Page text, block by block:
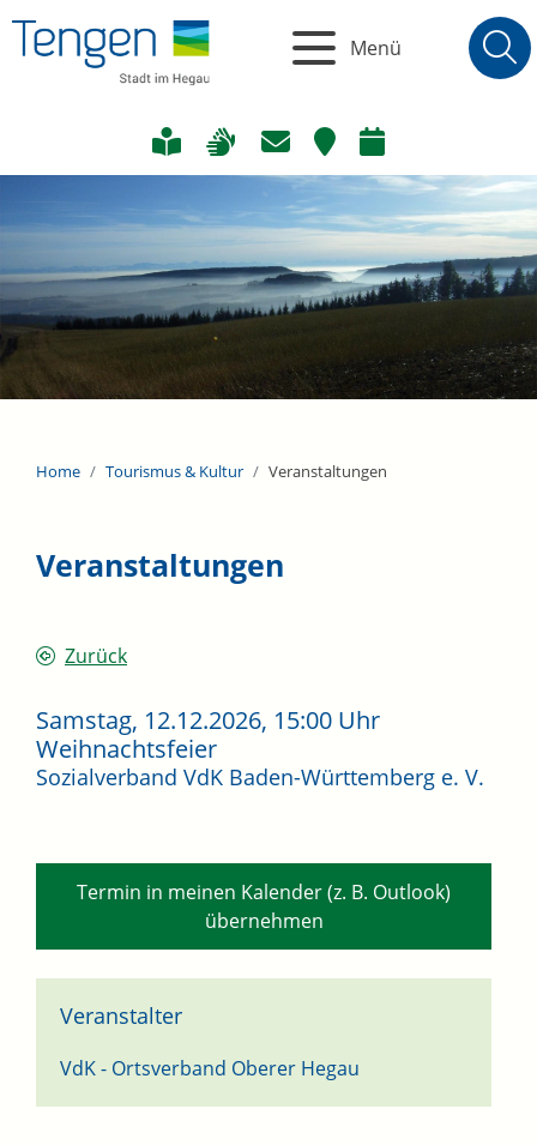
Menü
Home Tourismus & Kultur Veranstaltungen
Veranstaltungen
Zurück
Samstag, 12.12.2026, 15:00 Uhr
Weihnachtsfeier
Sozialverband VdK Baden-Württemberg e. V.
Termin in meinen Kalender (z. B. Outlook)
übernehmen
Veranstalter
VdK - Ortsverband Oberer Hegau